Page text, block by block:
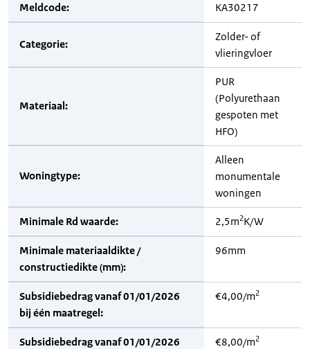
Meldcode: KA30217
Categorie:
Zolder- of
vlieringvloer
Materiaal:
PUR
(Polyurethaan
gespoten met
HFO)
Woningtype:
Alleen
monumentale
woningen
Minimale Rd waarde: 2,5m2K/W
Minimale materiaaldikte /
constructiedikte (mm):
96mm
Subsidiebedrag vanaf 01/01/2026
bij één maatregel:
€4,00/m2
Subsidiebedrag vanaf 01/01/2026
€8,00/m2